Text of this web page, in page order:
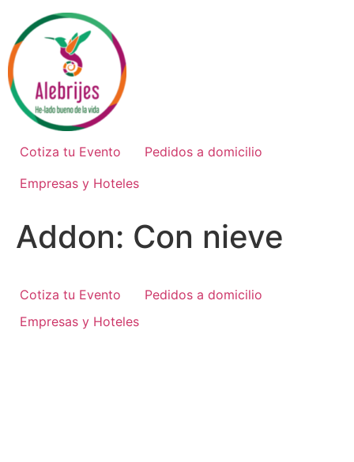
contenido
Cotiza tu Evento
Pedidos a domicilio
Empresas y Hoteles
Addon: Con nieve
Cotiza tu Evento
Pedidos a domicilio
Empresas y Hoteles